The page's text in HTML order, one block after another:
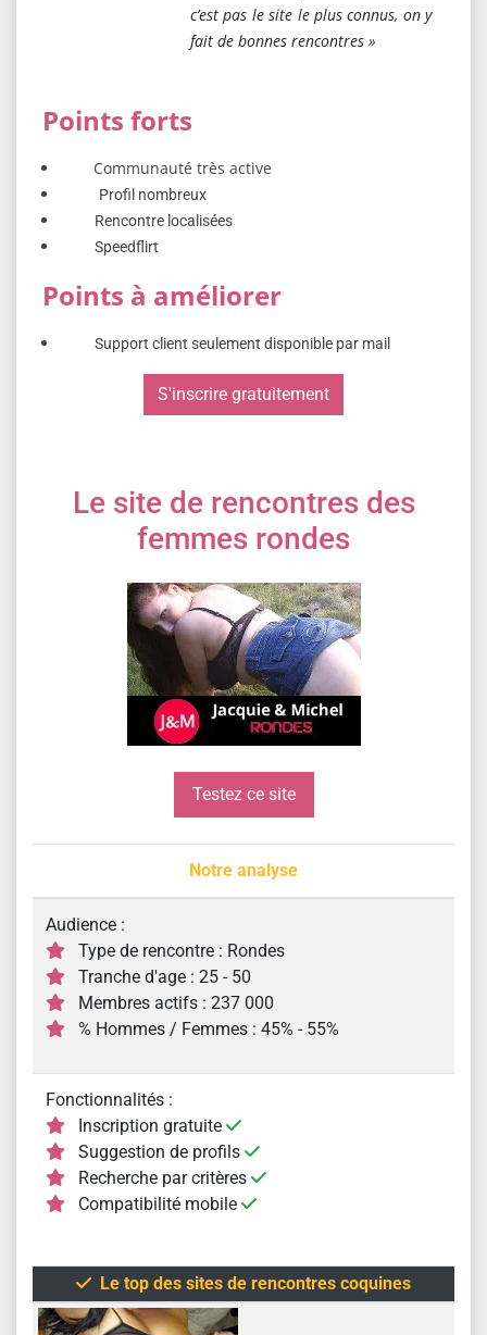
c’est pas le site le plus connus, on y
fait de bonnes rencontres »
Points forts
Communauté très active
Profil nombreux
Rencontre localisées
Speedflirt
Points à améliorer
Support client seulement disponible par mail
S'inscrire gratuitement
Le site de rencontres des
femmes rondes
Testez ce site
Notre analyse
Audience :
Type de rencontre : Rondes
Tranche d'age : 25 - 50
Membres actifs : 237 000
% Hommes / Femmes : 45% - 55%
Fonctionnalités :
Inscription gratuite
Suggestion de profils
Recherche par critères
Compatibilité mobile
Le top des sites de rencontres coquines